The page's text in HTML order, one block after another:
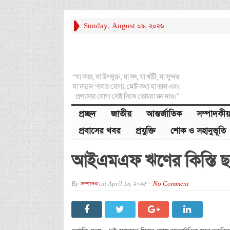
Sunday, August 09, 2026
“যা সত্য, যা উপযুক্ত, যা সৎ, যা খাঁটি, যা সুন্দর
যা সম্মান পাবার যোগ্য, মোট কথা যা ভাল এবং
প্রশংসার যোগ্য সেই দিকে তোমরা মন দাও।”
প্রচ্ছদ জাতীয় আন্তর্জাতিক
সম্পাদকীয়
প্রবাসের খবর
প্রযুক্তি শোক ও সহানুভূতি
আইএমএফ ঋণের কিস্তি
By সম্পাদকonApril 19, 2025 No Comment